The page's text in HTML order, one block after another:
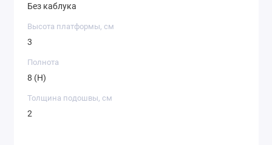
Без каблука
Высота платформы, см
3
Полнота
8 (H)
Толщина подошвы, см
2